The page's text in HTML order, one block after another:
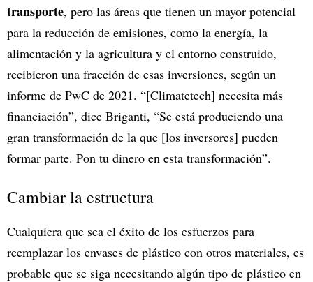
transporte, pero las áreas que tienen un mayor potencial
para la reducción de emisiones, como la energía, la
alimentación y la agricultura y el entorno construido,
recibieron una fracción de esas inversiones, según un
informe de PwC de 2021. “[Climatetech] necesita más
financiación”, dice Briganti, “Se está produciendo una
gran transformación de la que [los inversores] pueden
formar parte. Pon tu dinero en esta transformación”.
Cambiar la estructura
Cualquiera que sea el éxito de los esfuerzos para
reemplazar los envases de plástico con otros materiales, es
probable que se siga necesitando algún tipo de plástico en